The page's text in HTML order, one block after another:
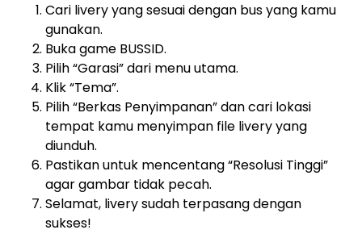
Cari livery yang sesuai dengan bus yang kamu
gunakan.
Buka game BUSSID.
Pilih “Garasi” dari menu utama.
Klik “Tema”.
Pilih “Berkas Penyimpanan” dan cari lokasi
tempat kamu menyimpan file livery yang
diunduh.
Pastikan untuk mencentang “Resolusi Tinggi”
agar gambar tidak pecah.
Selamat, livery sudah terpasang dengan
sukses!